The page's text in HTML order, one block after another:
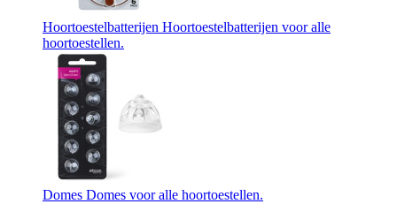
Hoortoestelbatterijen Hoortoestelbatterijen voor alle
hoortoestellen.
Domes Domes voor alle hoortoestellen.